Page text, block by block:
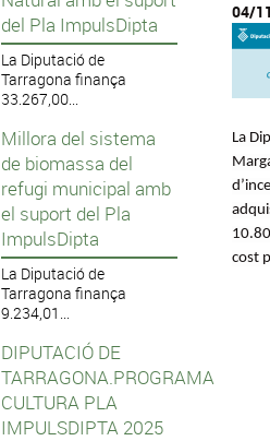
del Pla ImpulsDipta
La Diputació de
Tarragona finança
33.267,00...
Millora del sistema
de biomassa del
refugi municipal amb
el suport del Pla
ImpulsDipta
La Diputació de
Tarragona finança
9.234,01...
DIPUTACIÓ DE
TARRAGONA.PROGRAMA
CULTURA PLA
IMPULSDIPTA 2025
04/
La
cost